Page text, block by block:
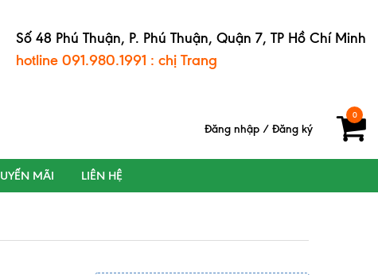
Số 48 Phú Thuận, P. Phú Thuận, Quận 7, TP Hồ Chí Minh
hotline 091.980.1991 : chị Trang
0
Đăng nhập / Đăng ký
MÃI LIÊN HỆ